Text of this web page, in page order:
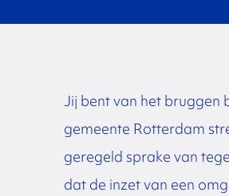
Jij bent van het bruggen
gemeente Rotterdam
geregeld sprake van
dat de inzet van een